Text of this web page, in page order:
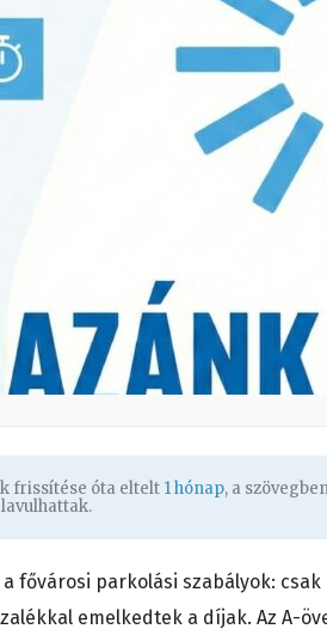
frissítése óta eltelt 1 hónap, a
a fővárosi parkolási szabályok:
emelkedtek a díjak. Az A-